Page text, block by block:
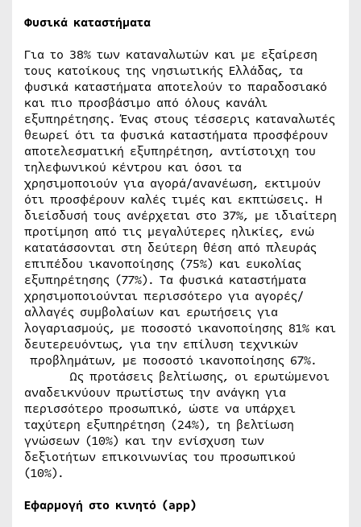
Φυσικά καταστήματα
Για το 38% των καταναλωτών και με εξαίρεση
τους κατοίκους της νησιωτικής Ελλάδας, τα
φυσικά καταστήματα αποτελούν το παραδοσιακό
και πιο προσβάσιμο από όλους κανάλι
εξυπηρέτησης. Ένας στους τέσσερις καταναλωτές
θεωρεί ότι τα φυσικά καταστήματα προσφέρουν
αποτελεσματική εξυπηρέτηση, αντίστοιχη του
τηλεφωνικού κέντρου και όσοι τα
χρησιμοποιούν για αγορά/ανανέωση, εκτιμούν
ότι προσφέρουν καλές τιμές και εκπτώσεις. Η
διείσδυσή τους ανέρχεται στο 37%, με ιδιαίτερη
προτίμηση από τις μεγαλύτερες ηλικίες, ενώ
κατατάσσονται στη δεύτερη θέση από πλευράς
επιπέδου ικανοποίησης (75%) και ευκολίας
εξυπηρέτησης (77%). Τα φυσικά καταστήματα
χρησιμοποιούνται περισσότερο για αγορές/
αλλαγές συμβολαίων και ερωτήσεις για
λογαριασμούς, με ποσοστό ικανοποίησης 81% και
δευτερευόντως, για την επίλυση τεχνικών
προβλημάτων, με ποσοστό ικανοποίησης 67%.
Ως προτάσεις βελτίωσης, οι ερωτώμενοι
αναδεικνύουν πρωτίστως την ανάγκη για
περισσότερο προσωπικό, ώστε να υπάρχει
ταχύτερη εξυπηρέτηση (24%), τη βελτίωση
γνώσεων (10%) και την ενίσχυση των
δεξιοτήτων επικοινωνίας του προσωπικού
(10%).
Εφαρμογή στο κινητό (app)